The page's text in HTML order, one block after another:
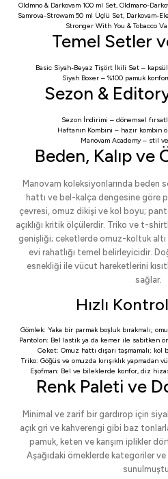
Oldmno & Darkovam 100 ml Set, Oldmano-
Samrova-Strowam 50 ml Üçlü Set, Darkovam-
Stronger With You & Tobacco
Temel Setler
Basic Siyah-Beyaz Tişört İkili Set –
Siyah Boxer– %100 pamuk
Sezon &
Sezon İndirimi – dönemsel
Haftanın Kombini – hazır kombin
Manovam Academy– stil ve
Beden, Kalıp ve
Manovam koleksiyonlarında beden
hattı ve bel-kalça dengesine göre
çevresi, omuz dikişi ve kol boyu;
açıklığı kritik ölçülerdir. Triko ve t-
genişliği; ceketlerde omuz-koltuk altı
evi rahatlığı temel belirleyicidir.
esnekliği ile vücut hareketlerini
sağlar.
Hızlı
Gömlek: Yaka bir parmak boşluk bırakmalı;
Pantolon: Bel lastik ya da kemer ile sabitken
Ceket: Omuz hattı dışarı taşmamalı;
Triko: Göğüs ve omuzda kırışıklık yapmadan
Eşofman: Bel ve bileklerde konfor, diz
Renk Paleti ve
Minimal ve zarif bir gardırop için
açık gri ve kahverengi gibi baz
pamuk, keten ve karışım iplikler
Aşağıdaki örneklerde kategoriler